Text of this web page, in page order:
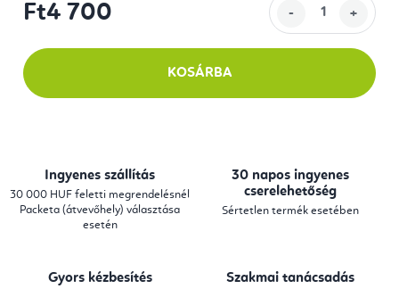
Ft4 700
KOSÁRBA
Ingyenes szállítás
30 000 HUF feletti megrendelésnél
Packeta (átvevőhely) választása
esetén
30 napos ingyenes
cserelehetőség
Sértetlen termék esetében
Gyors kézbesítés Szakmai tanácsadás